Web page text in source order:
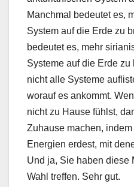
Manchmal bedeutet es,
System auf die Erde zu
bedeutet es, mehr
Systeme auf die Erde
nicht alle Systeme
worauf es ankommt.
nicht zu Hause fühlst,
Zuhause machen,
Energien erdest, mit
Und ja, Sie haben diese
Wahl treffen. Sehr gut.